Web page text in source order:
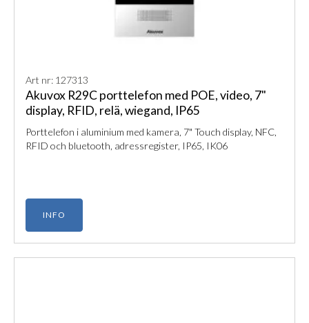
Art nr: 127313
Akuvox R29C porttelefon med POE, video, 7"
display, RFID, relä, wiegand, IP65
Porttelefon i aluminium med kamera, 7" Touch display, NFC,
RFID och bluetooth, adressregister, IP65, IK06
INFO